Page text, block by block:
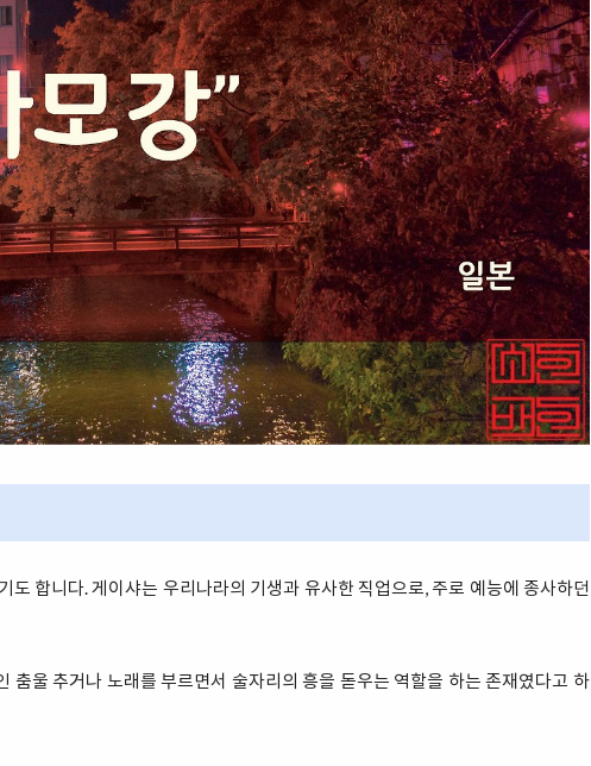
합니다. 게이샤는 우리나라의 기생과 유사한 직업으로, 주로 예능에 종사하던
춤울 추거나 노래를 부르면서 술자리의 흥을 돋우는 역할을 하는 존재였다고 하